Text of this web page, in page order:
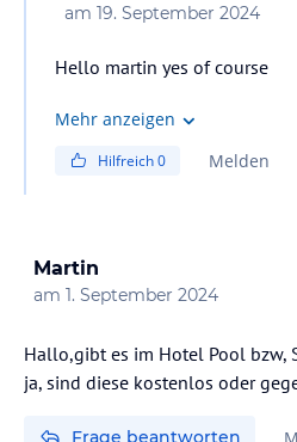
am 19. September 2024
Hello martin yes of course
Mehr anzeigen
Hilfreich0 Melden
Martin
am 1. September 2024
Hallo,gibt es im Hotel Pool bzw,
Frage beantworten